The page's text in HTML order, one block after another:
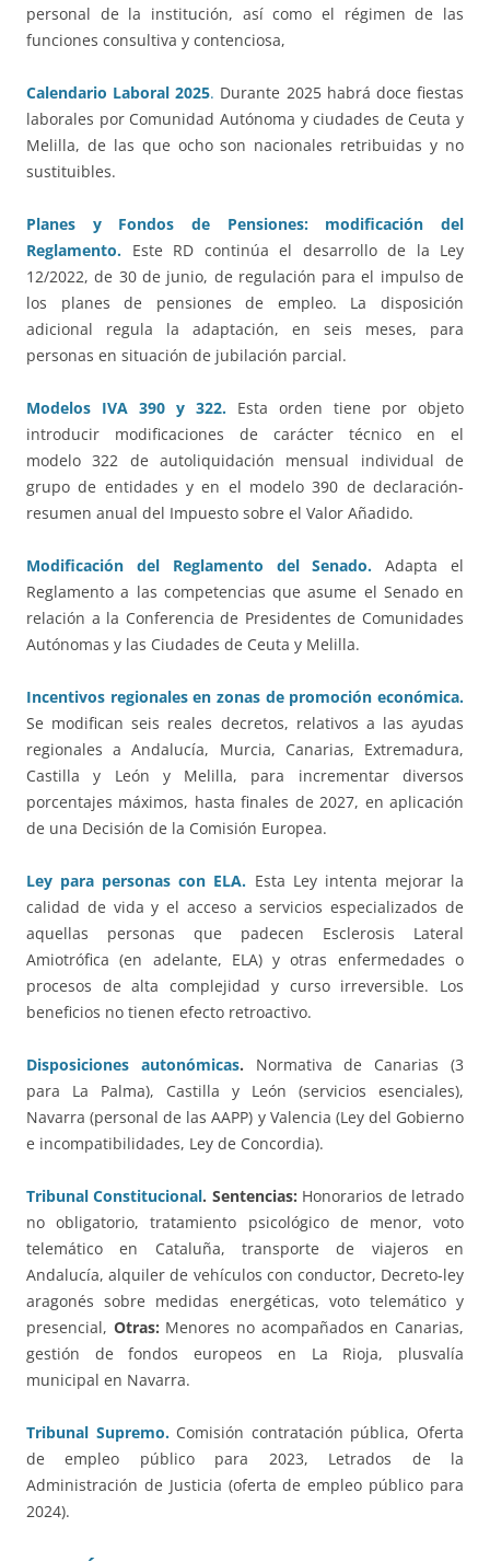
personal de la institución, así como el régimen de las
funciones consultiva y contenciosa,
Calendario Laboral 2025. Durante 2025 habrá doce fiestas
laborales por Comunidad Autónoma y ciudades de Ceuta y
Melilla, de las que ocho son nacionales retribuidas y no
sustituibles.
Planes y Fondos de Pensiones: modificación del
Reglamento. Este RD continúa el desarrollo de la Ley
12/2022, de 30 de junio, de regulación para el impulso de
los planes de pensiones de empleo. La disposición
adicional regula la adaptación, en seis meses, para
personas en situación de jubilación parcial.
Modelos IVA 390 y 322. Esta orden tiene por objeto
introducir modificaciones de carácter técnico en el
modelo 322 de autoliquidación mensual individual de
grupo de entidades y en el modelo 390 de declaración-
resumen anual del Impuesto sobre el Valor Añadido.
Modificación del Reglamento del Senado. Adapta el
Reglamento a las competencias que asume el Senado en
relación a la Conferencia de Presidentes de Comunidades
Autónomas y las Ciudades de Ceuta y Melilla.
Incentivos regionales en zonas de promoción económica.
Se modifican seis reales decretos, relativos a las ayudas
regionales a Andalucía, Murcia, Canarias, Extremadura,
Castilla y León y Melilla, para incrementar diversos
porcentajes máximos, hasta finales de 2027, en aplicación
de una Decisión de la Comisión Europea.
Ley para personas con ELA. Esta Ley intenta mejorar la
calidad de vida y el acceso a servicios especializados de
aquellas personas que padecen Esclerosis Lateral
Amiotrófica (en adelante, ELA) y otras enfermedades o
procesos de alta complejidad y curso irreversible. Los
beneficios no tienen efecto retroactivo.
Disposiciones autonómicas. Normativa de Canarias (3
para La Palma), Castilla y León (servicios esenciales),
Navarra (personal de las AAPP) y Valencia (Ley del Gobierno
e incompatibilidades, Ley de Concordia).
Tribunal Constitucional. Sentencias: Honorarios de letrado
no obligatorio, tratamiento psicológico de menor, voto
telemático en Cataluña, transporte de viajeros en
Andalucía, alquiler de vehículos con conductor, Decreto-ley
aragonés sobre medidas energéticas, voto telemático y
presencial, Otras: Menores no acompañados en Canarias,
gestión de fondos europeos en La Rioja, plusvalía
municipal en Navarra.
Tribunal Supremo.Comisión contratación pública, Oferta
de empleo público para 2023, Letrados de la
Administración de Justicia (oferta de empleo público para
2024).